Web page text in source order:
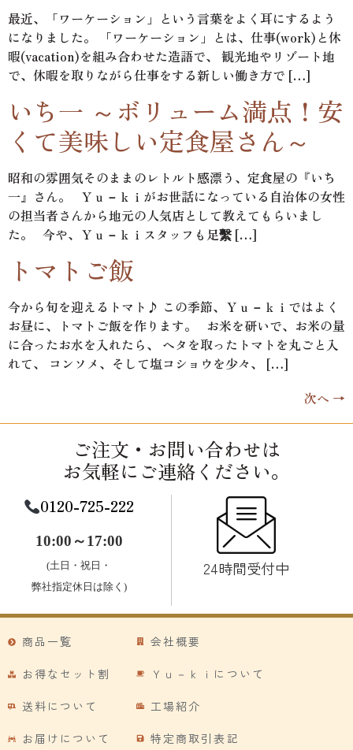
最近、「ワーケーション」という言葉をよく耳にするよう
になりました。 「ワーケーション」とは、仕事(work)と休
暇(vacation)を組み合わせた造語で、 観光地やリゾート地
で、休暇を取りながら仕事をする新しい働き方で […]
いち一 ～ボリューム満点！安
くて美味しい定食屋さん～
昭和の雰囲気そのままのレトルト感漂う、定食屋の『いち
一』さん。 Ｙｕ－ｋｉがお世話になっている自治体の女性
の担当者さんから地元の人気店として教えてもらいまし
た。 今や、Ｙｕ－ｋｉスタッフも足繫 […]
トマトご飯
今から旬を迎えるトマト♪ この季節、Ｙｕ－ｋｉではよく
お昼に、トマトご飯を作ります。 お米を研いで、お米の量
に合ったお水を入れたら、 ヘタを取ったトマトを丸ごと入
れて、 コンソメ、そして塩コショウを少々、 […]
次へ →
ご注文・お問い合わせは
お気軽にご連絡ください。
0120-725-222
10:00～17:00
(土日・祝日・
弊社指定休日は除く)
24時間受付中
商品一覧
お得なセット割
送料について
お届けについて
会社概要
Ｙｕ－ｋｉについて
工場紹介
特定商取引表記